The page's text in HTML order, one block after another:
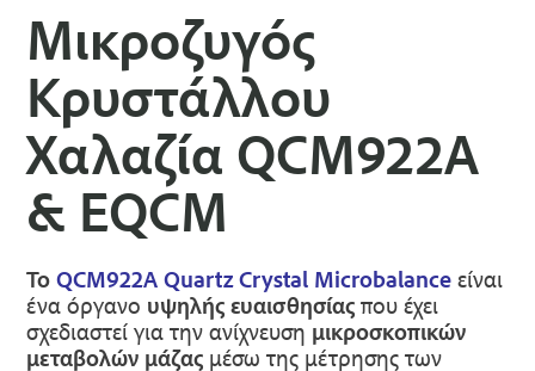
Mικροζυγός
Κρυστάλλου
Χαλαζία QCM922A
& EQCM
ΤοQCM922A Quartz Crystal Microbalance είναι
ένα όργανο υψηλής ευαισθησίας που έχει
σχεδιαστεί για την ανίχνευση μικροσκοπικών
μεταβολών μάζας μέσω της µέτρησης των